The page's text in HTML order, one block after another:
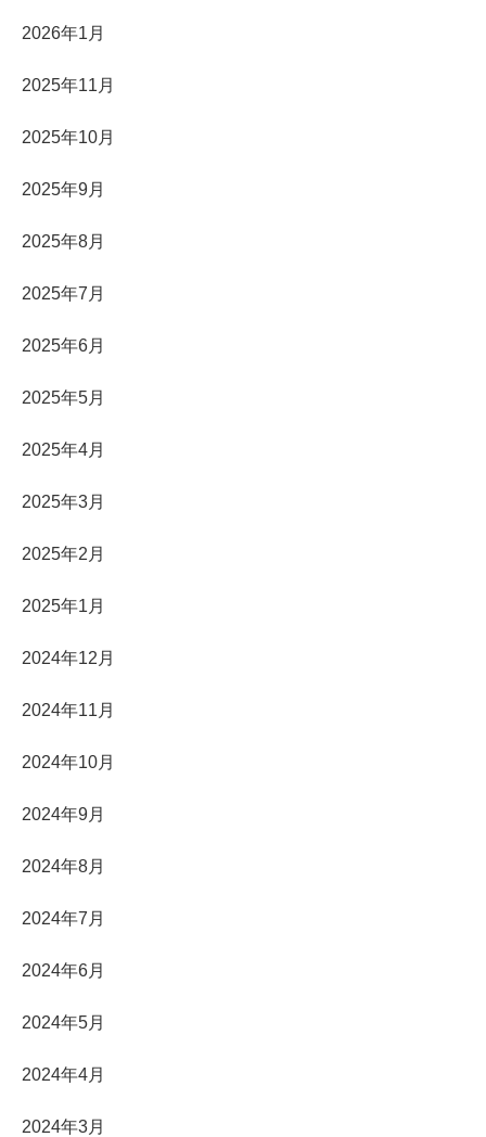
2026年1月
2025年11月
2025年10月
2025年9月
2025年8月
2025年7月
2025年6月
2025年5月
2025年4月
2025年3月
2025年2月
2025年1月
2024年12月
2024年11月
2024年10月
2024年9月
2024年8月
2024年7月
2024年6月
2024年5月
2024年4月
2024年3月